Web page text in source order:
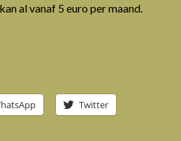
al vanaf 5 euro per maand.
Twitter